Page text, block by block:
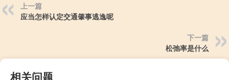
上一篇
应当怎样认定交通肇事逃逸呢
下一篇
松弛率是什么
相关问题